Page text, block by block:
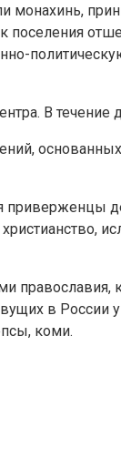
монахинь,
В течение
в России
коми.